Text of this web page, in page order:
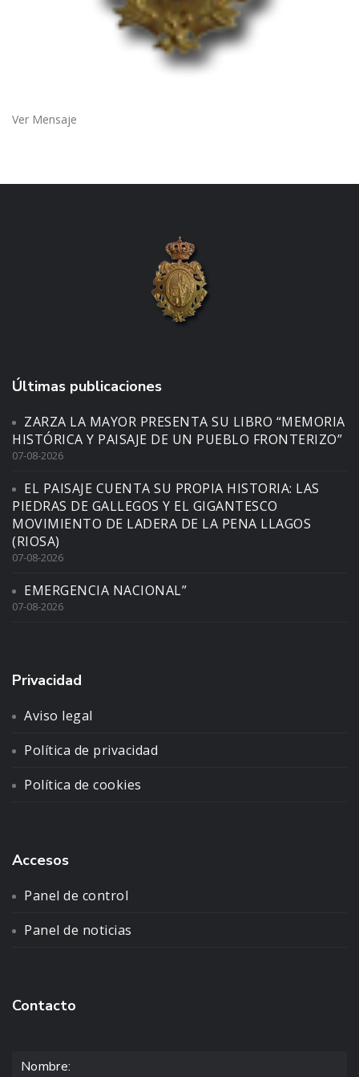
Ver Mensaje
Últimas publicaciones
ZARZA LA MAYOR PRESENTA SU LIBRO “MEMORIA
HISTÓRICA Y PAISAJE DE UN PUEBLO FRONTERIZO”
07-08-2026
EL PAISAJE CUENTA SU PROPIA HISTORIA: LAS
PIEDRAS DE GALLEGOS Y EL GIGANTESCO
MOVIMIENTO DE LADERA DE LA PENA LLAGOS
(RIOSA)
07-08-2026
EMERGENCIA NACIONAL”
07-08-2026
Privacidad
Aviso legal
Política de privacidad
Política de cookies
Accesos
Panel de control
Panel de noticias
Contacto